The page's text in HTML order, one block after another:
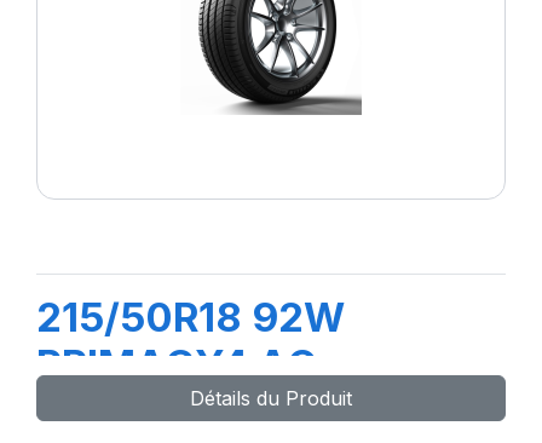
215/50R18 92W
PRIMACY4 AO
Détails du Produit